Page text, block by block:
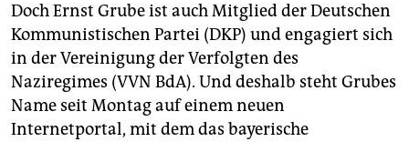
Doch Ernst Grube ist auch Mitglied der Deutschen
Kommunistischen Partei (DKP) und engagiert sich
in der Vereinigung der Verfolgten des
Naziregimes (VVN BdA). Und deshalb steht Grubes
Name seit Montag auf einem neuen
Internetportal, mit dem das bayerische